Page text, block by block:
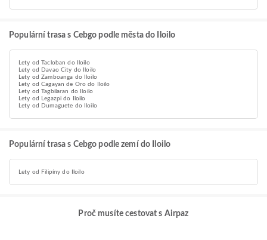
Populární trasa s Cebgo podle města do Iloilo
Lety od Tacloban do Iloilo
Lety od Davao City do Iloilo
Lety od Zamboanga do Iloilo
Lety od Cagayan de Oro do Iloilo
Lety od Tagbilaran do Iloilo
Lety od Legazpi do Iloilo
Lety od Dumaguete do Iloilo
Populární trasa s Cebgo podle zemí do Iloilo
Lety od Filipíny do Iloilo
Proč musíte cestovat s Airpaz